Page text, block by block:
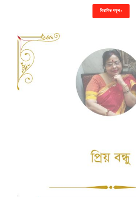
বিস্তারিত পড়ুন »